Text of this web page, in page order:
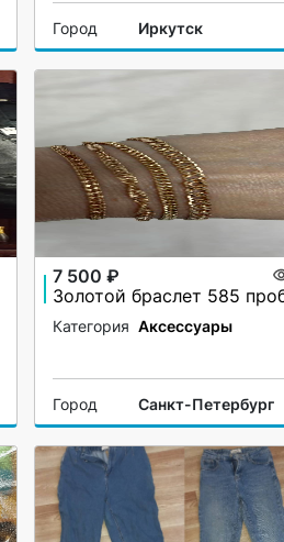
Город Иркутск
7 500 ₽
Категория Аксессуары
Город Санкт-Петербург